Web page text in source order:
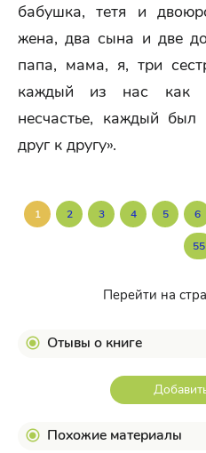
бабушка, тетя и
жена, два сына и две
папа, мама, я, три
каждый из нас как
несчастье, каждый был
друг к другу».
1 2 3 4 5 6
55
Перейти на
Отывы о книге
Похожие материалы